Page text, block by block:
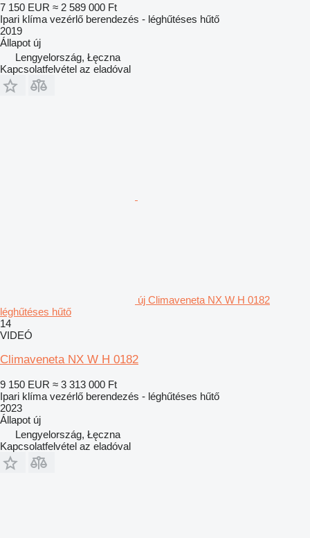
7 150 EUR ≈ 2 589 000 Ft
Ipari klíma vezérlő berendezés - léghűtéses hűtő
2019
Állapot új
Lengyelország, Łęczna
Kapcsolatfelvétel az eladóval
új Climaveneta NX W H 0182
léghűtéses hűtő
14
VIDEÓ
Climaveneta NX W H 0182
9 150 EUR ≈ 3 313 000 Ft
Ipari klíma vezérlő berendezés - léghűtéses hűtő
2023
Állapot új
Lengyelország, Łęczna
Kapcsolatfelvétel az eladóval